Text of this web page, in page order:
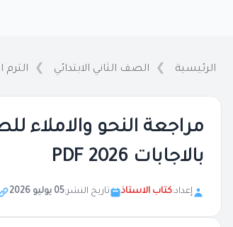
الرئيسية الصف الثاني الابتدائي الترم
مراجعة النحو والاملاء
بالاجابات 2026 PDF
إعداد:كتاب الاستاذ تاريخ النشر:05 يوليو 2026